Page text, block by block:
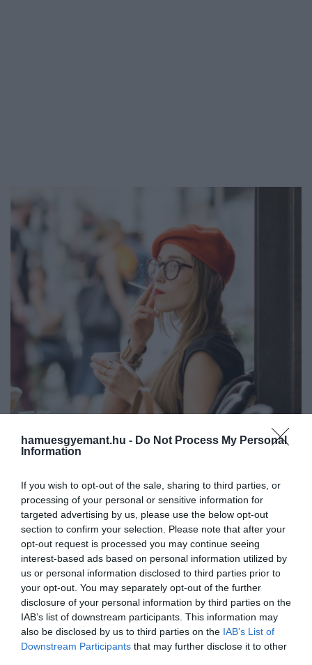
hamuesgyemant.hu - Do Not Process My Personal
Information
If you wish to opt-out of the sale, sharing to third parties, or
processing of your personal or sensitive information for
targeted advertising by us, please use the below opt-out
section to confirm your selection. Please note that after your
opt-out request is processed you may continue seeing
interest-based ads based on personal information utilized by
us or personal information disclosed to third parties prior to
your opt-out. You may separately opt-out of the further
disclosure of your personal information by third parties on the
IAB’s list of downstream participants. This information may
also be disclosed by us to third parties on the IAB’s List of
Downstream Participants that may further disclose it to other
Franciaország hatalmas dohányzási
tilalmat készül bevezetni az „első
dohányfüstmentes generáció”
létrehozása érdekében – és ha
megnézzük a statisztikákat, megértjük,
miért. A francia közegészségügyi hatóság
szerint 2022-ben napi szinten 12 millióan
dohányoztak az országban, ami a 18 és 75
év…
2025. JÚNIUS 8. ● HAMU ÉS GYÉMÁNT
országban hamarosan
betilthatják a…
HAMU ÉS GYÉMÁNT